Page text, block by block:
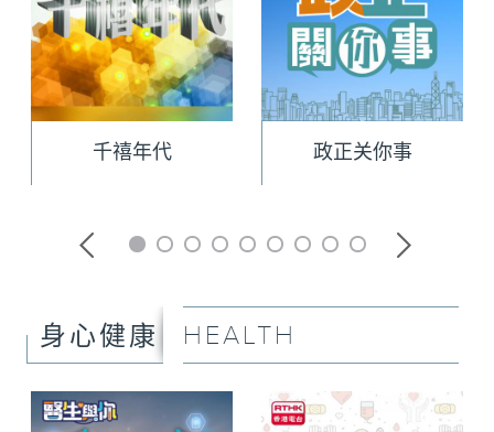
千禧年代 政正关你事
身心健康 HEALTH